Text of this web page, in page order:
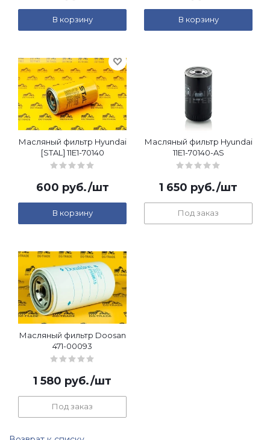
В корзину В корзину
Масляный фильтр Hyundai
[STAL] 11E1-70140
600 руб./шт
В корзину
Масляный фильтр Hyundai
11E1-70140-AS
1 650 руб./шт
Под заказ
Масляный фильтр Doosan
471-00093
1 580 руб./шт
Под заказ